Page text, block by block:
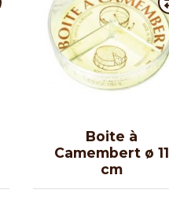
Boite à
Camembert ø 11
cm